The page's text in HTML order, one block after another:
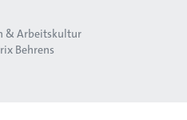
& Arbeitskultur
Behrens